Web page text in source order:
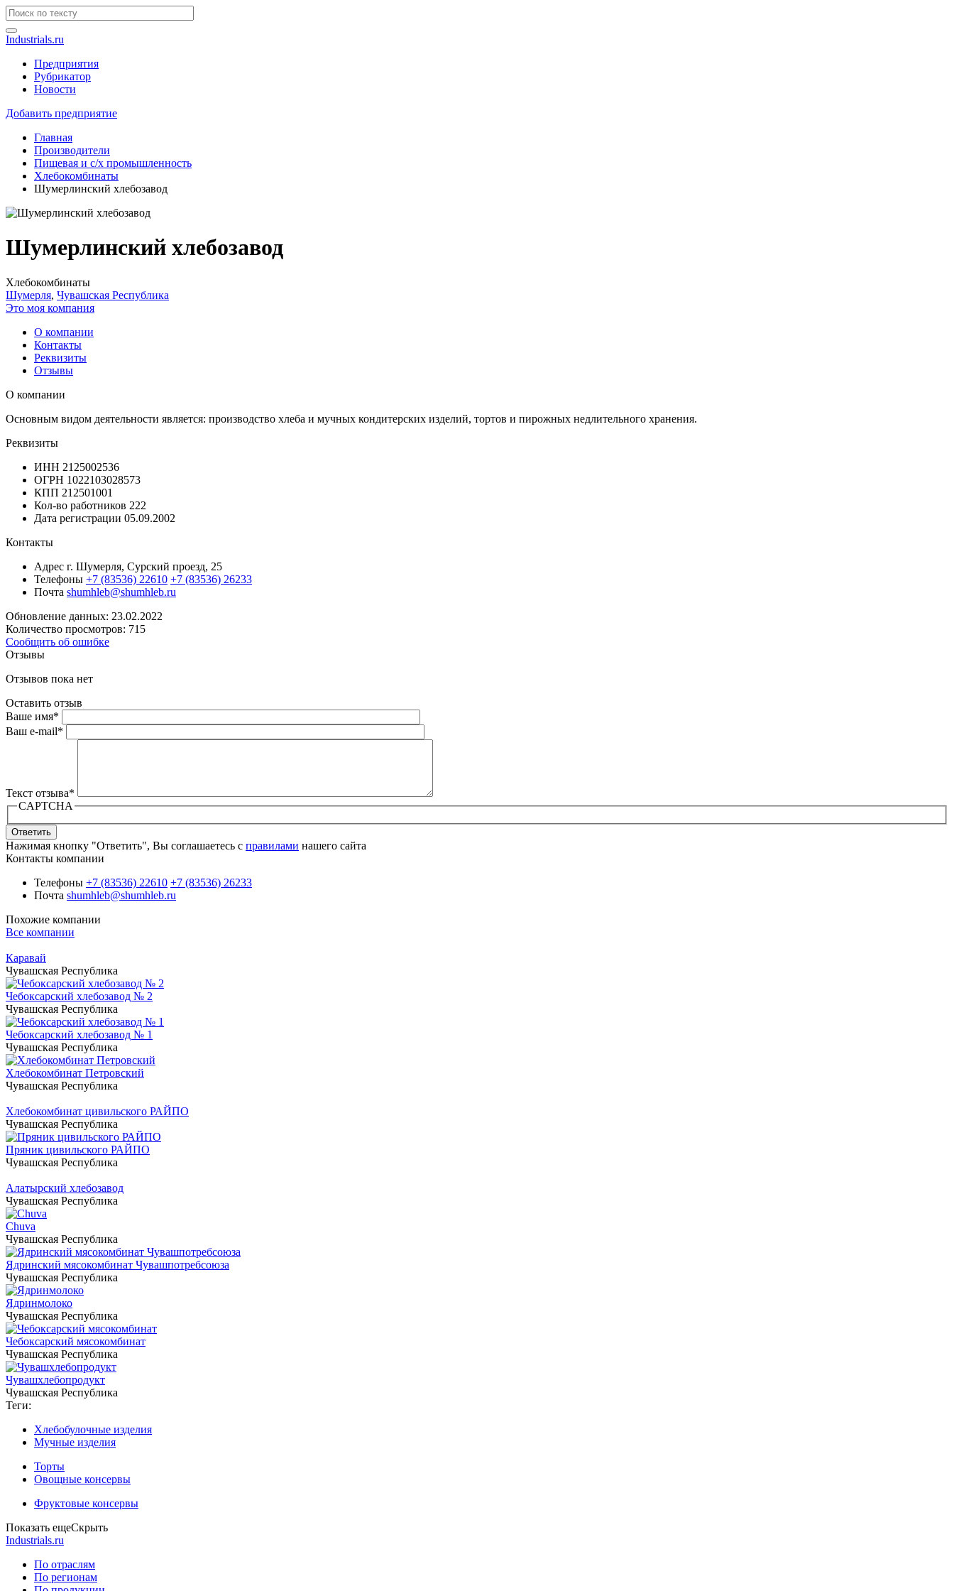
Industrials.ru
Предприятия
Рубрикатор
Новости
Добавить предприятие
Главная
Производители
Пищевая и с/х промышленность
Хлебокомбинаты
Шумерлинский хлебозавод
Шумерлинский хлебозавод
Хлебокомбинаты
Шумерля, Чувашская Республика
Это моя компания
О компании
Контакты
Реквизиты
Отзывы
О компании
Основным видом деятельности является: производство хлеба и мучных кондитерских изделий, тортов и пирожных недлительного хранения.
Реквизиты
ИНН 2125002536
ОГРН 1022103028573
КПП 212501001
Кол-во работников 222
Дата регистрации 05.09.2002
Контакты
Адрес г. Шумерля, Сурский проезд, 25
Телефоны +7 (83536) 22610 +7 (83536) 26233
Почта shumhleb@shumhleb.ru
Обновление данных: 23.02.2022
Количество просмотров: 715
Сообщить об ошибке
Отзывы
Отзывов пока нет
Оставить отзыв
Ваше имя*
Ваш e-mail*
Текст отзыва*
CAPTCHA
Ответить
Нажимая кнопку "Ответить", Вы соглашаетесь с правилами нашего сайта
Контакты компании
Телефоны +7 (83536) 22610 +7 (83536) 26233
Почта shumhleb@shumhleb.ru
Похожие компании
Все компании
Каравай
Чувашская Республика
Чебоксарский хлебозавод № 2
Чувашская Республика
Чебоксарский хлебозавод № 1
Чувашская Республика
Хлебокомбинат Петровский
Чувашская Республика
Хлебокомбинат цивильского РАЙПО
Чувашская Республика
Пряник цивильского РАЙПО
Чувашская Республика
Алатырский хлебозавод
Чувашская Республика
Chuva
Чувашская Республика
Ядринский мясокомбинат Чувашпотребсоюза
Чувашская Республика
Ядринмолоко
Чувашская Республика
Чебоксарский мясокомбинат
Чувашская Республика
Чувашхлебопродукт
Чувашская Республика
Теги:
Хлебобулочные изделия
Мучные изделия
Торты
Овощные консервы
Фруктовые консервы
Показать ещеСкрыть
Industrials.ru
По отраслям
По регионам